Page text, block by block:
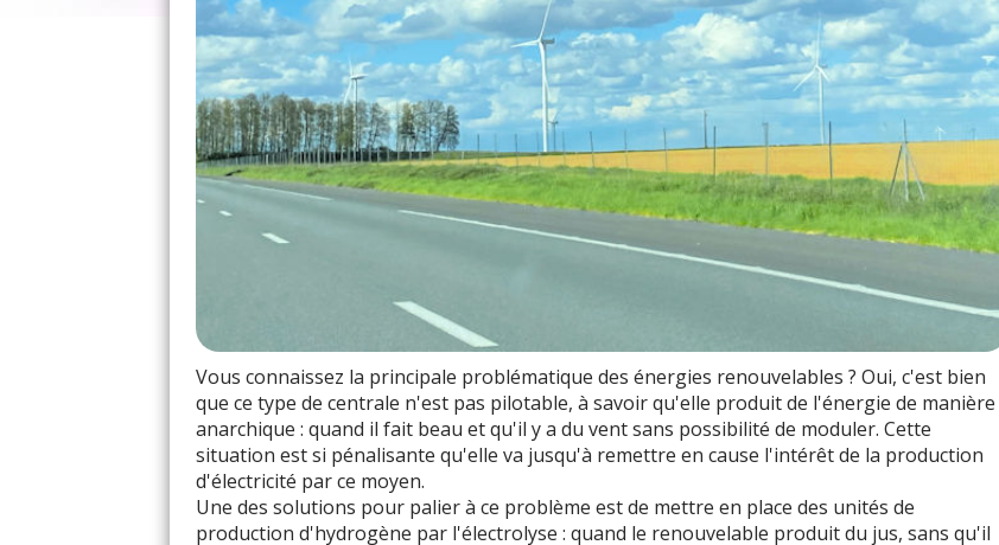
Vous connaissez la principale problématique des énergies renouvelables ? Oui, c'est bien
que ce type de centrale n'est pas pilotable, à savoir qu'elle produit de l'énergie de manière
anarchique : quand il fait beau et qu'il y a du vent sans possibilité de moduler. Cette
situation est si pénalisante qu'elle va jusqu'à remettre en cause l'intérêt de la production
d'électricité par ce moyen.
Une des solutions pour palier à ce problème est de mettre en place des unités de
production d'hydrogène par l'électrolyse : quand le renouvelable produit du jus, sans qu'il